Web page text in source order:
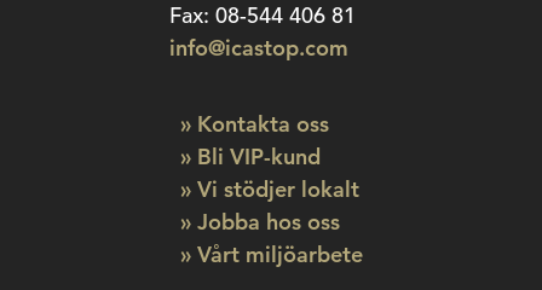
Fax: 08-544 406 81
info@icastop.com
» Kontakta oss
» Bli VIP-kund
» Vi stödjer lokalt
» Jobba hos oss
» Vårt miljöarbete